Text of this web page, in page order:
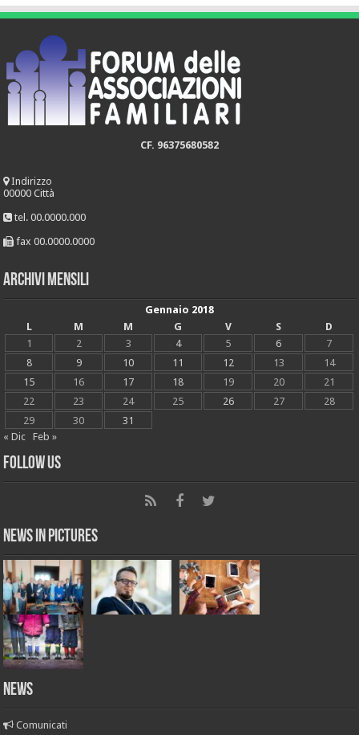
CF. 96375680582
Indirizzo
00000 Città
tel. 00.0000.000
fax 00.0000.0000
Archivi mensili
Gennaio 2018
L
M M G V S
D
1
2 3 4 5 6
7
8
9 10 11 12 13
14
15
16 17 18 19 20
21
22
23 24 25 26 27
28
29
30
31
« Dic
Feb »
Follow Us
News in Pictures
NEWS
Comunicati